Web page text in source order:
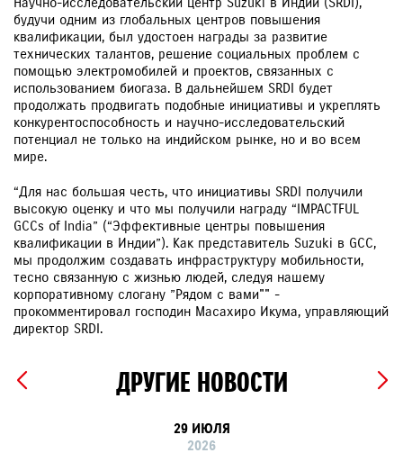
будучи одним из глобальных центров повышения
квалификации, был удостоен награды за развитие
технических талантов, решение социальных проблем с
помощью электромобилей и проектов, связанных с
использованием биогаза. В дальнейшем SRDI будет
продолжать продвигать подобные инициативы и укреплять
конкурентоспособность и научно-исследовательский
потенциал не только на индийском рынке, но и во всем
мире.
“Для нас большая честь, что инициативы SRDI получили
высокую оценку и что мы получили награду “IMPACTFUL
GCCs of India” (“Эффективные центры повышения
квалификации в Индии”). Как представитель Suzuki в GCC,
мы продолжим создавать инфраструктуру мобильности,
тесно связанную с жизнью людей, следуя нашему
корпоративному слогану ”Рядом с вами"" -
прокомментировал господин Масахиро Икума, управляющий
директор SRDI.
ДРУГИЕ НОВОСТИ
29 ИЮЛЯ
2026